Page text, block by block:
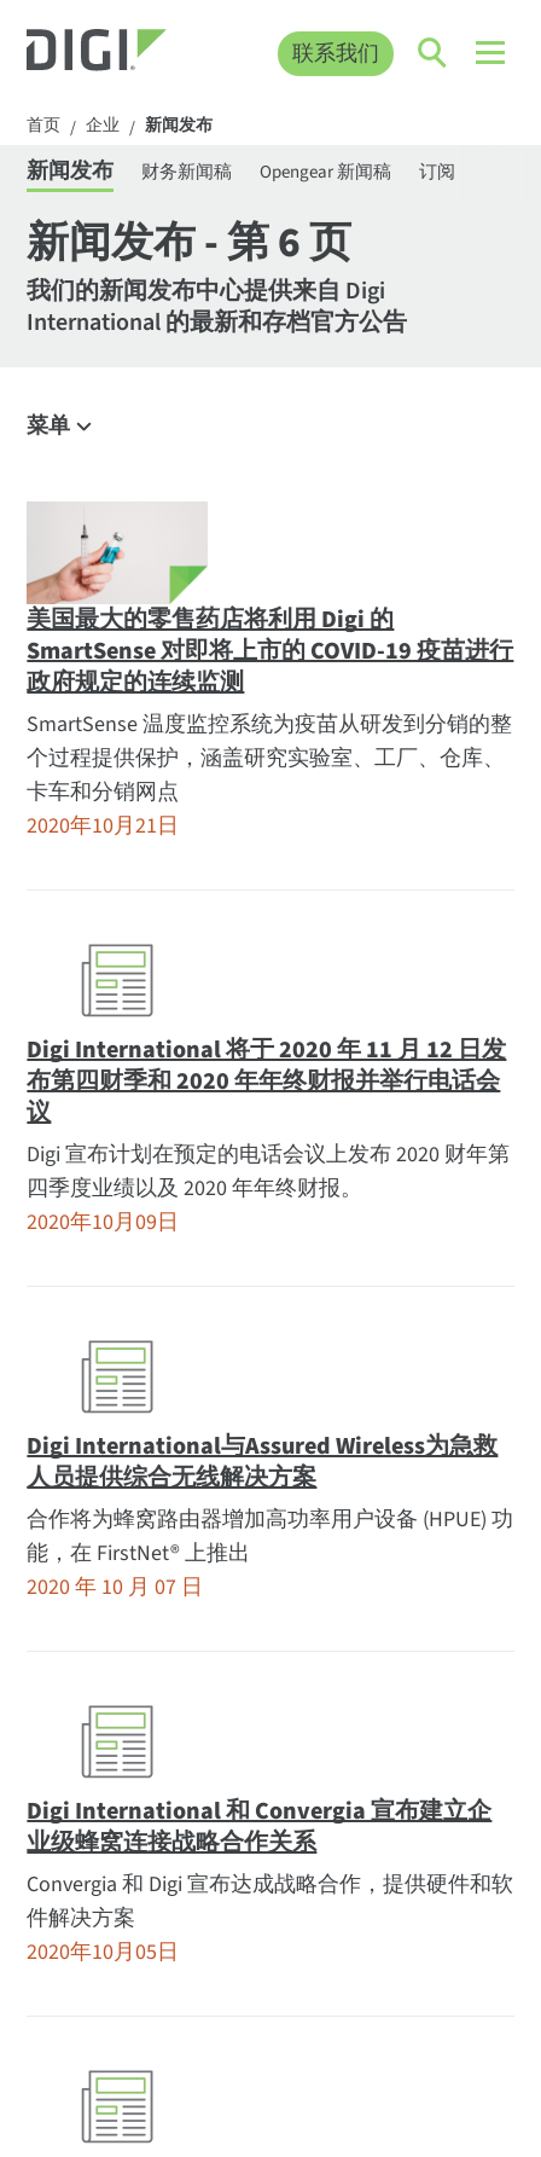
联系我们
首页 / 企业 / 新闻发布
新闻发布 财务新闻稿 Opengear 新闻稿 订阅
新闻发布 - 第 6 页
我们的新闻发布中心提供来自 Digi
International 的最新和存档官方公告
菜单
职业生涯
领导能力
地点
媒体报道
新闻发布
财务发布
Opengear 发布
徽标和照片
网络研讨会
美国最大的零售药店将利用 Digi 的
SmartSense 对即将上市的 COVID-19 疫苗进行
政府规定的连续监测
SmartSense 温度监控系统为疫苗从研发到分销的整
个过程提供保护，涵盖研究实验室、工厂、仓库、
卡车和分销网点
2020年10月21日
Digi International 将于 2020 年 11 月 12 日发
布第四财季和 2020 年年终财报并举行电话会
议
Digi 宣布计划在预定的电话会议上发布 2020 财年第
四季度业绩以及 2020 年年终财报。
2020年10月09日
Digi International与Assured Wireless为急救
人员提供综合无线解决方案
合作将为蜂窝路由器增加高功率用户设备 (HPUE) 功
能，在 FirstNet® 上推出
2020 年 10 月 07 日
Digi International 和 Convergia 宣布建立企
业级蜂窝连接战略合作关系
Convergia 和 Digi 宣布达成战略合作，提供硬件和软
件解决方案
2020年10月05日